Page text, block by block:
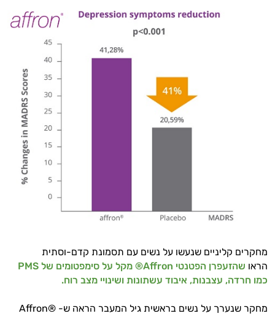
מחקרים קליניים שנעשו על נשים עם תסמונת קדם-וסתית
הראו שהזעפרן הפטנטי
Affron® מקל על סימפטומים של PMS
כמו חרדה, עצבנות, איבוד עשתונות ושינויי מצב רוח.
מחקר שנערך על נשים בראשית גיל המעבר הראה ש- ®Affron